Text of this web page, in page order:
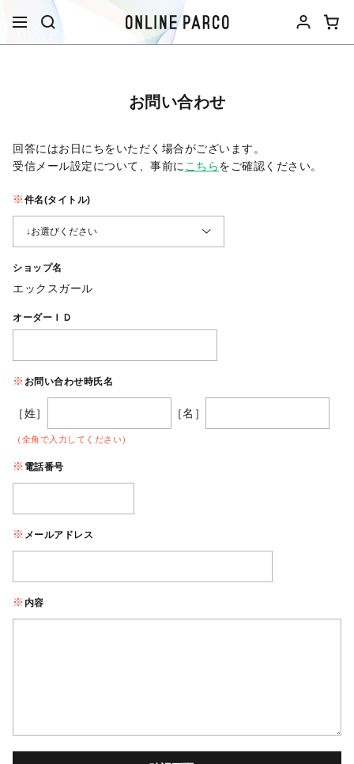
お問い合わせ
回答にはお日にちをいただく場合がございます。
受信メール設定について、事前に こちらをご確認ください。​
件名(タイトル)
ショップ名
エックスガール
オーダーＩＤ
お問い合わせ時氏名
［姓］ ［名］
（全角で入力してください）
電話番号
メールアドレス
内容